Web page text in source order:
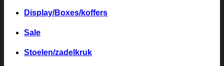
Display/Boxes/koffers
Sale
Stoelen/zadelkruk